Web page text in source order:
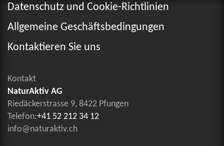
Datenschutz und Cookie-Richtlinien
Allgemeine Geschäftsbedingungen
Kontaktieren Sie uns
Kontakt
NaturAktiv AG
Riedäckerstrasse 9, 8422 Pfungen
Telefon:+41 52 212 34 12
info@naturaktiv.ch